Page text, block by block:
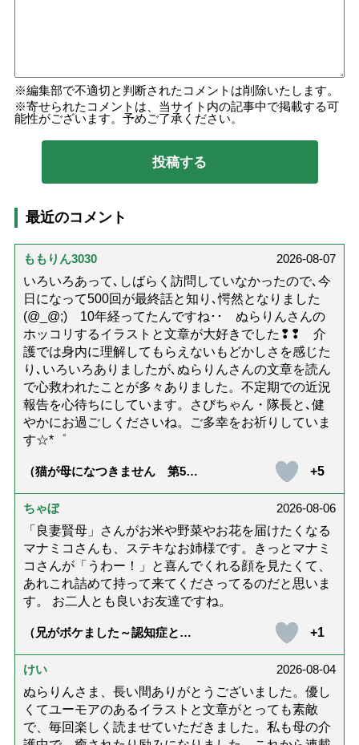
編集部で不適切と判断されたコメントは削除いたします。
寄せられたコメントは、当サイト内の記事中で掲載する可
能性がございます。予めご了承ください。
最近のコメント
ももりん3030
2026-08-07
いろいろあって､しばらく訪問していなかったので､今
日になって500回が最終話と知り､愕然となりました
(@_@;) 10年経ってたんですね･･ ぬらりんさんの
ホッコリするイラストと文章が大好きでした❢❢ 介
護では身内に理解してもらえないもどかしさを感じた
り､いろいろありましたが､ぬらりんさんの文章を読ん
で心救われたことが多々ありました。不定期での近況
報告を心待ちにしています。さびちゃん・隊長と､健
やかにお過ごしくださいね。ご多幸をお祈りしていま
す☆*゜
（猫が母になつきません 第500
+5
ちゃぼ
2026-08-06
「良妻賢母」さんがお米や野菜やお花を届けたくなる
マナミコさんも、ステキなお姉様です。きっとマナミ
コさんが「うわー！」と喜んでくれる顔を見たくて、
あれこれ詰めて持って来てくださってるのだと思いま
す。 お二人とも良いお友達ですね。
（兄がボケました～認知症と介
達』が届きました」）
+1
けい
2026-08-04
ぬらりんさま、長い間ありがとうございました。優し
くてユーモアのあるイラストと文章がとっても素敵
で、毎回楽しく読ませていただきました。私も母の介